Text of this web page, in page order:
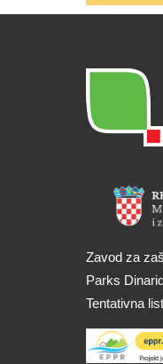
Zavod za
Parks
Tentativna